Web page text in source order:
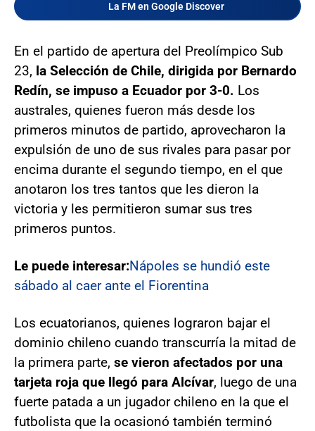
La FM en Google Discover
En el partido de apertura del Preolímpico Sub
23, la Selección de Chile, dirigida por Bernardo
Redín, se impuso a Ecuador por 3-0. Los
australes, quienes fueron más desde los
primeros minutos de partido, aprovecharon la
expulsión de uno de sus rivales para pasar por
encima durante el segundo tiempo, en el que
anotaron los tres tantos que les dieron la
victoria y les permitieron sumar sus tres
primeros puntos.
Le puede interesar:Nápoles se hundió este
sábado al caer ante el Fiorentina
Los ecuatorianos, quienes lograron bajar el
dominio chileno cuando transcurría la mitad de
la primera parte, se vieron afectados por una
tarjeta roja que llegó para Alcívar, luego de una
fuerte patada a un jugador chileno en la que el
futbolista que la ocasionó también terminó